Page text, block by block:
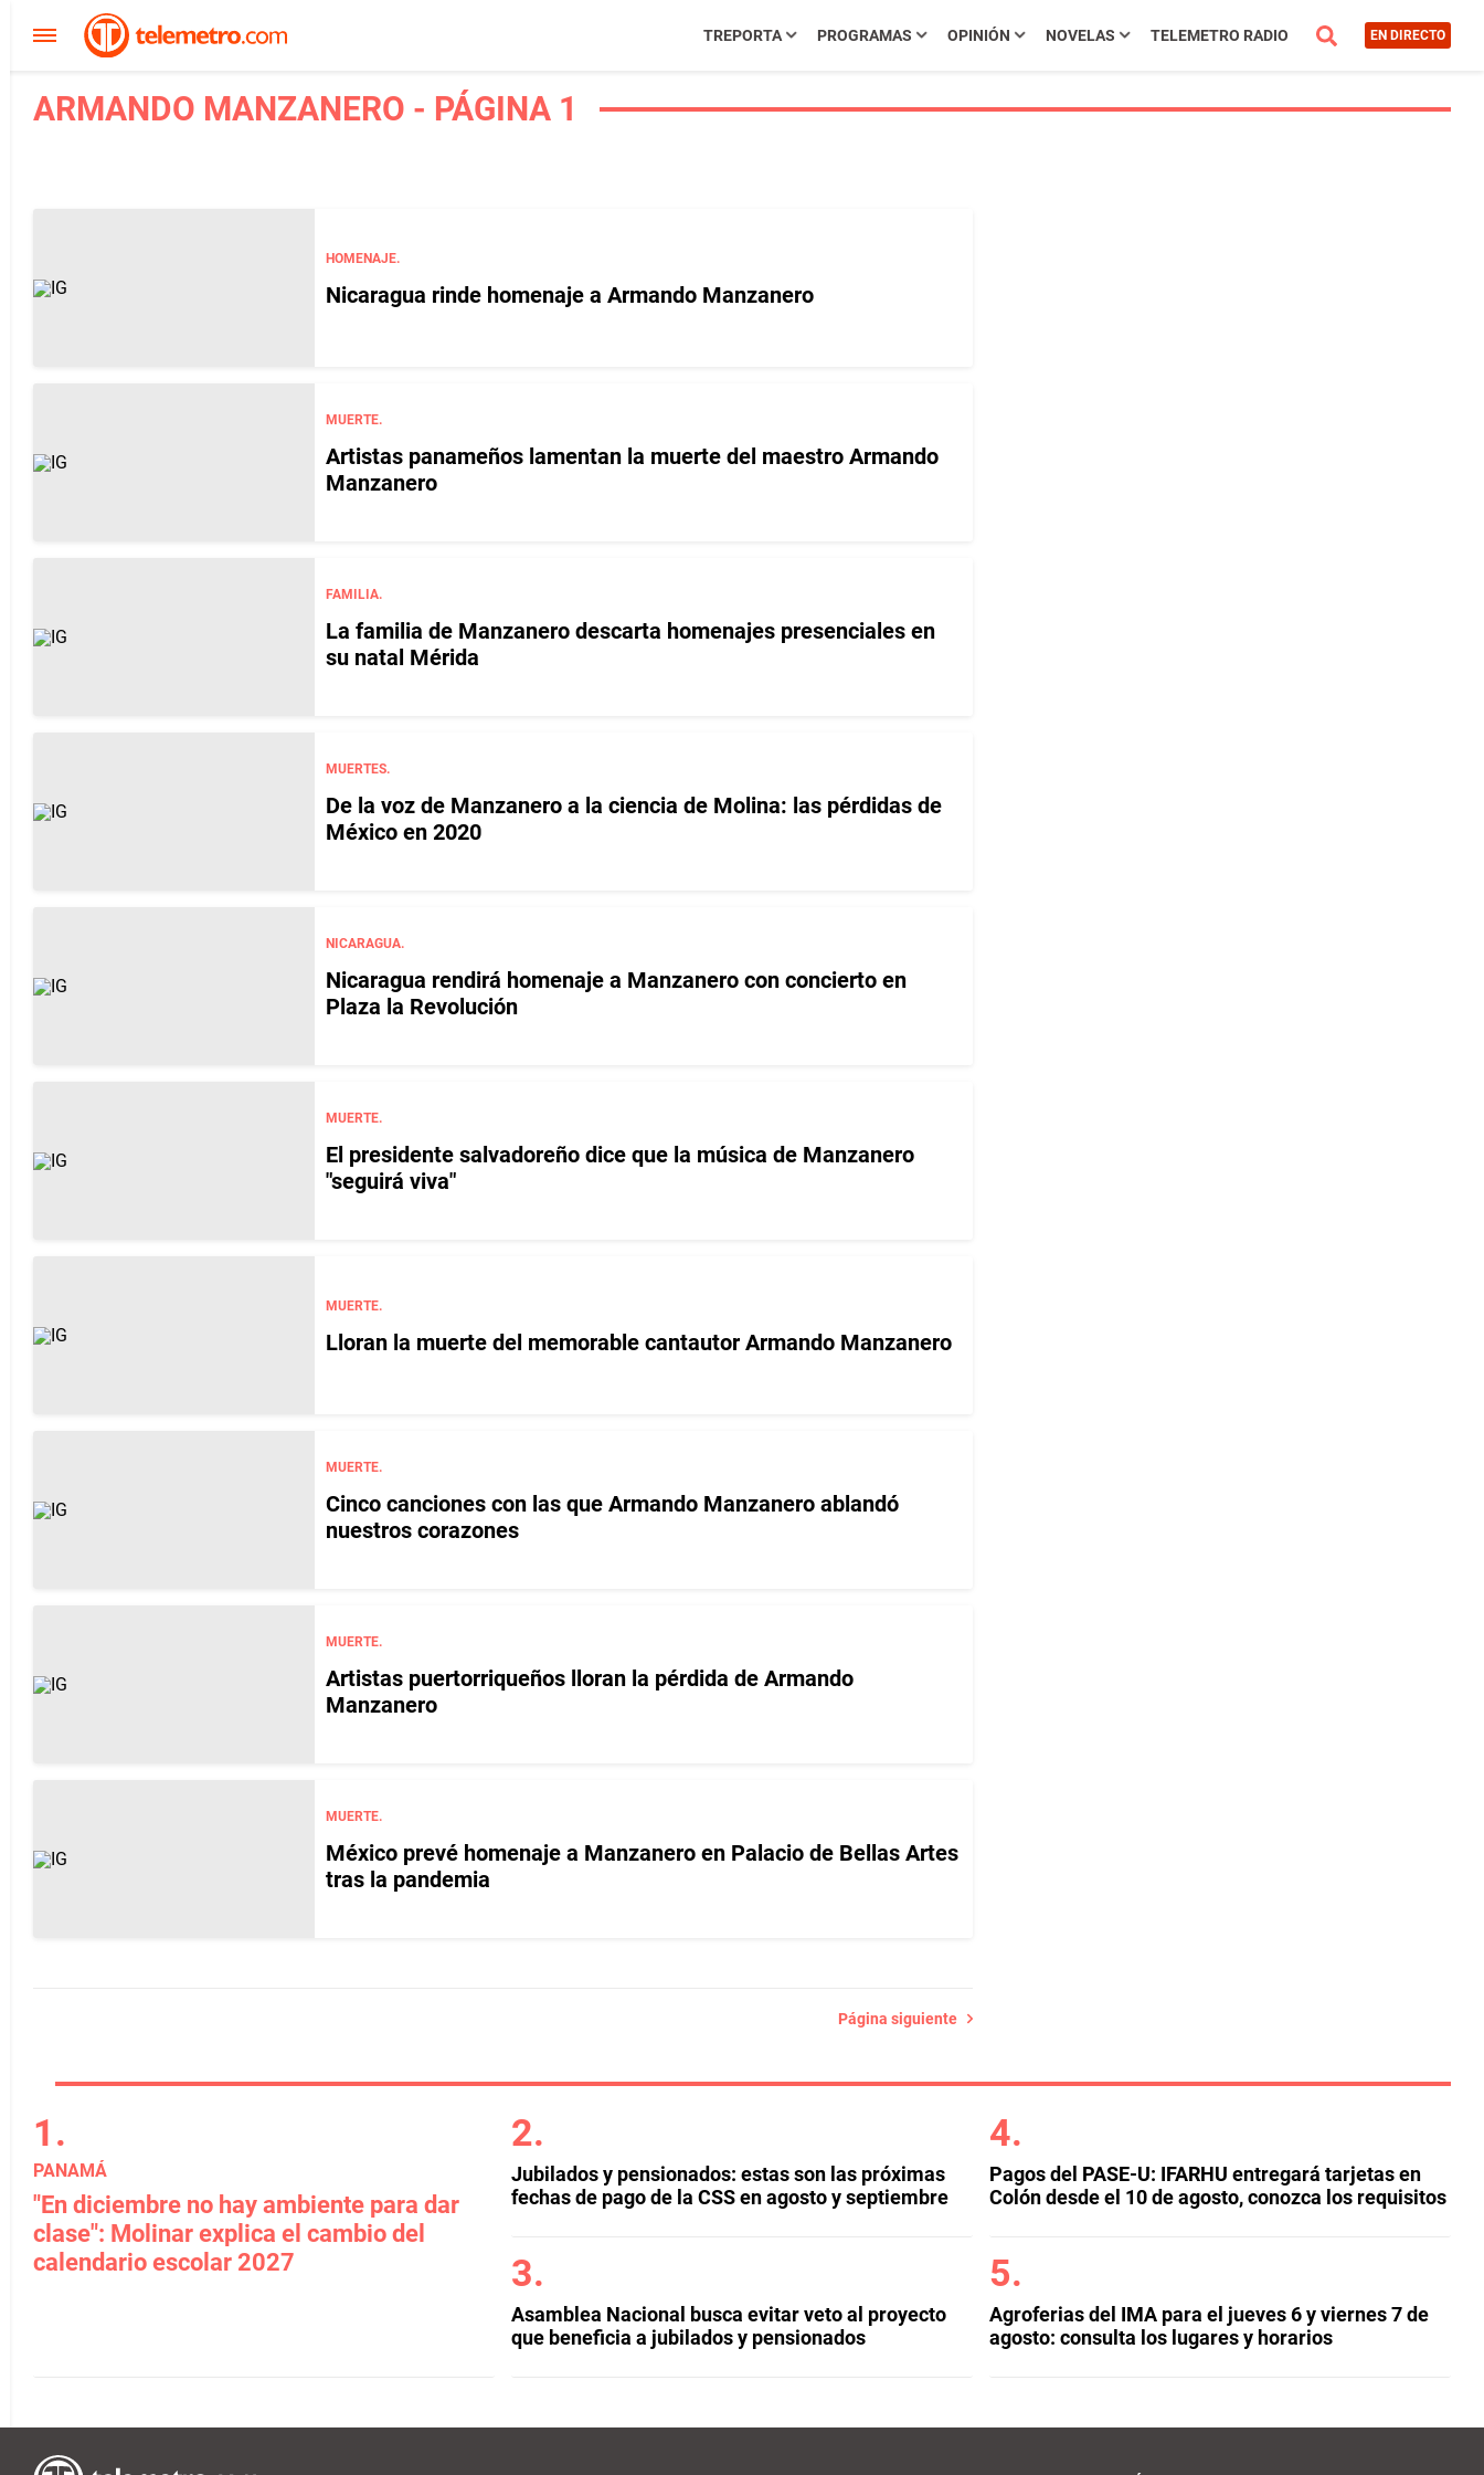
TREPORTA PROGRAMAS OPINIÓN NOVELAS TELEMETRO RADIO EN DIRECTO
ARMANDO MANZANERO - PÁGINA 1
HOMENAJE.
Nicaragua rinde homenaje a Armando Manzanero
MUERTE.
Artistas panameños lamentan la muerte del maestro Armando
Manzanero
FAMILIA.
La familia de Manzanero descarta homenajes presenciales en
su natal Mérida
MUERTES.
De la voz de Manzanero a la ciencia de Molina: las pérdidas de
México en 2020
NICARAGUA.
Nicaragua rendirá homenaje a Manzanero con concierto en
Plaza la Revolución
MUERTE.
El presidente salvadoreño dice que la música de Manzanero
"seguirá viva"
MUERTE.
Lloran la muerte del memorable cantautor Armando Manzanero
MUERTE.
Cinco canciones con las que Armando Manzanero ablandó
nuestros corazones
MUERTE.
Artistas puertorriqueños lloran la pérdida de Armando
Manzanero
MUERTE.
México prevé homenaje a Manzanero en Palacio de Bellas Artes
tras la pandemia
Página siguiente
PANAMÁ
"En diciembre no hay ambiente para dar
clase": Molinar explica el cambio del
calendario escolar 2027
Jubilados y pensionados: estas son las próximas
fechas de pago de la CSS en agosto y septiembre
Asamblea Nacional busca evitar veto al proyecto
que beneficia a jubilados y pensionados
Pagos del PASE-U: IFARHU entregará tarjetas en
Colón desde el 10 de agosto, conozca los requisitos
Agroferias del IMA para el jueves 6 y viernes 7 de
agosto: consulta los lugares y horarios